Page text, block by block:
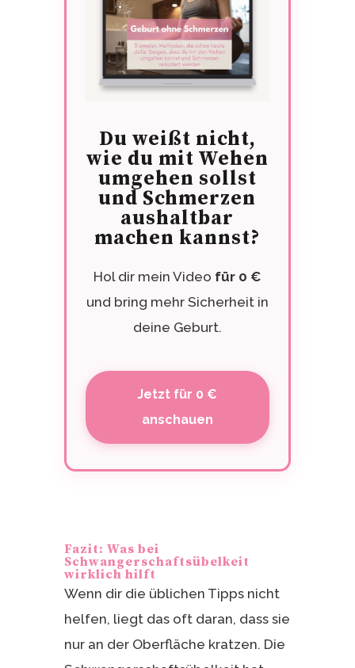
Du weißt nicht,
wie du mit Wehen
umgehen sollst
und Schmerzen
aushaltbar
machen kannst?
Hol dir mein Video für 0 €
und bring mehr Sicherheit in
deine Geburt.
Jetzt für 0 €
anschauen
Fazit: Was bei
Schwangerschaftsübelkeit
wirklich hilft
Wenn dir die üblichen Tipps nicht
helfen, liegt das oft daran, dass sie
nur an der Oberfläche kratzen. Die